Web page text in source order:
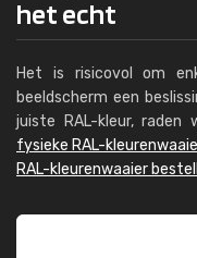
het echt
Het is risicovol om
beeldscherm een
juiste RAL-kleur,
fysieke RAL-
RAL-kleurenwaaier